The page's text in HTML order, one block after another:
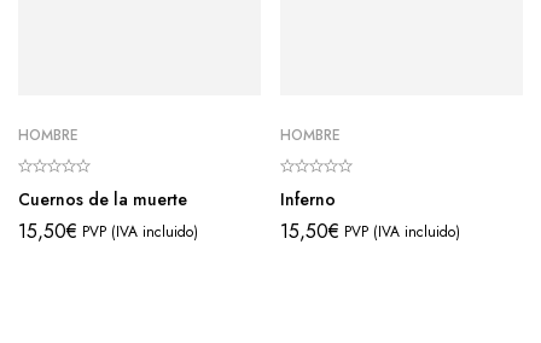
HOMBRE
Cuernos de la muerte
15,50€ PVP (IVA incluido)
HOMBRE
Inferno
15,50€ PVP (IVA incluido)